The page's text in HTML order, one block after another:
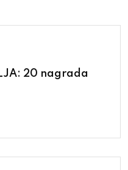
20 nagrada